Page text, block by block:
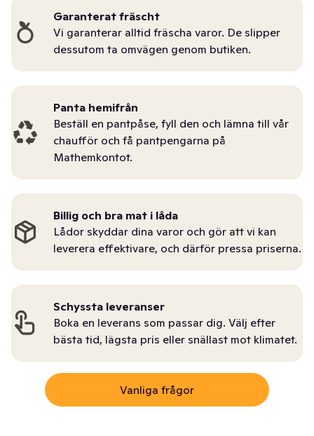
Garanterat fräscht
Vi garanterar alltid fräscha varor. De slipper
dessutom ta omvägen genom butiken.
Panta hemifrån
Beställ en pantpåse, fyll den och lämna till vår
chaufför och få pantpengarna på
Mathemkontot.
Billig och bra mat i låda
Lådor skyddar dina varor och gör att vi kan
leverera effektivare, och därför pressa priserna.
Schyssta leveranser
Boka en leverans som passar dig. Välj efter
bästa tid, lägsta pris eller snällast mot klimatet.
Vanliga frågor